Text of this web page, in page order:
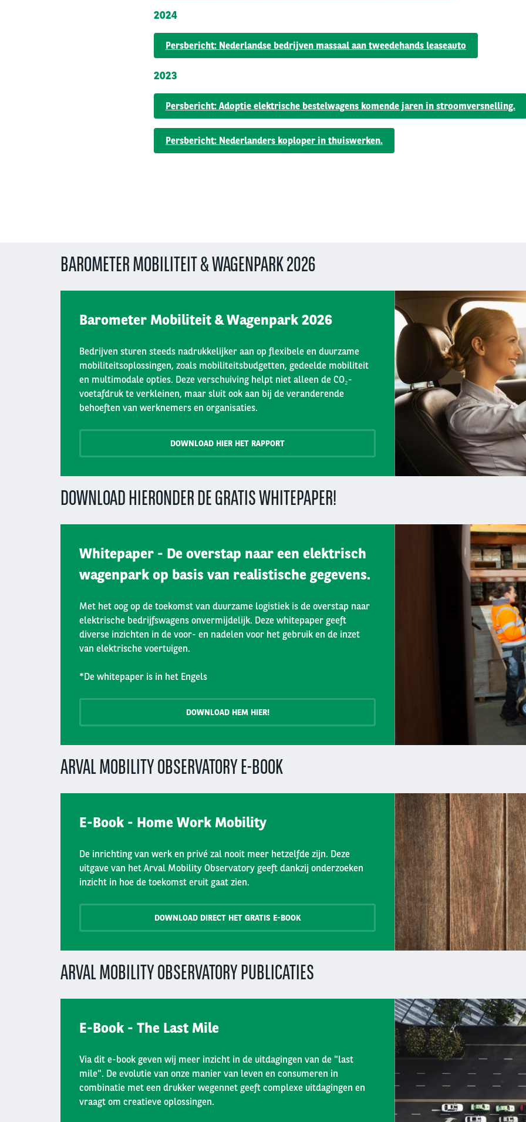
2024
Persbericht: Nederlandse bedrijven massaal aan tweedehands leaseauto
2023
Persbericht: Adoptie elektrische bestelwagens komende jaren in stroomversnelling.
Persbericht: Nederlanders koploper in thuiswerken.
BAROMETER MOBILITEIT & WAGENPARK 2026
Barometer Mobiliteit & Wagenpark 2026
Bedrijven sturen steeds nadrukkelijker aan op flexibele en duurzame
mobiliteitsoplossingen, zoals mobiliteitsbudgetten, gedeelde mobiliteit
en multimodale opties. Deze verschuiving helpt niet alleen de CO₂-
voetafdruk te verkleinen, maar sluit ook aan bij de veranderende
behoeften van werknemers en organisaties.
DOWNLOAD HIER HET RAPPORT
DOWNLOAD HIERONDER DE GRATIS WHITEPAPER!
Whitepaper - De overstap naar een elektrisch
wagenpark op basis van realistische gegevens.
Met het oog op de toekomst van duurzame logistiek is de overstap naar
elektrische bedrijfswagens onvermijdelijk. Deze whitepaper geeft
diverse inzichten in de voor- en nadelen voor het gebruik en de inzet
van elektrische voertuigen.
*De whitepaper is in het Engels
DOWNLOAD HEM HIER!
ARVAL MOBILITY OBSERVATORY E-BOOK
E-Book - Home Work Mobility
De inrichting van werk en privé zal nooit meer hetzelfde zijn. Deze
uitgave van het Arval Mobility Observatory geeft dankzij onderzoeken
inzicht in hoe de toekomst eruit gaat zien.
DOWNLOAD DIRECT HET GRATIS E-BOOK
ARVAL MOBILITY OBSERVATORY PUBLICATIES
E-Book - The Last Mile
Via dit e-book geven wij meer inzicht in de uitdagingen van de "last
mile". De evolutie van onze manier van leven en consumeren in
combinatie met een drukker wegennet geeft complexe uitdagingen en
vraagt om creatieve oplossingen.